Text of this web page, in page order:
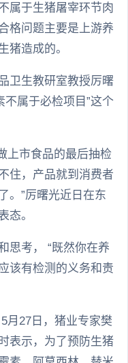
属于生猪屠宰环节肉
格问题主要是上游养
猪造成的。
卫生教研室教授厉曙
不属于必检项目”这个
上市食品的最后抽检
住，产品就到消费者
。”厉曙光近日在东
态。
思考， “既然你在养
该有检测的义务和责
月27日，猪业专家樊
表示，为了预防生猪